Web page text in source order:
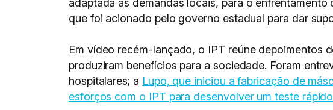
adaptada às demandas locais, para o
que foi acionado pelo governo estadual para dar
Em vídeo recém-lançado, o IPT reúne depoimentos
produziram benefícios para a sociedade. Foram
hospitalares; a Lupo, que iniciou a fabricação de
esforços com o IPT para desenvolver um teste